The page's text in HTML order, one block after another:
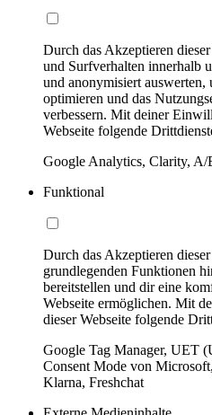
Durch das Akzeptieren
und Surfverhalten innerhalb
und anonymisiert auswerten,
optimieren und das
verbessern. Mit deiner
Webseite folgende
Google Analytics, Clarity, A/
Funktional
Durch das Akzeptieren
grundlegenden Funktionen
bereitstellen und dir eine
Webseite ermöglichen. Mit
dieser Webseite folgende
Google Tag Manager, UET
Consent Mode von
Klarna, Freshchat